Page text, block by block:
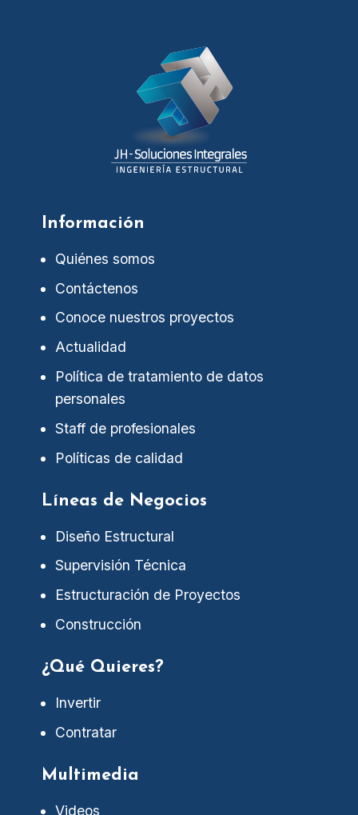
Información
Quiénes somos
Contáctenos
Conoce nuestros proyectos
Actualidad
Política de tratamiento de datos
personales
Staff de profesionales
Políticas de calidad
Líneas de Negocios
Diseño Estructural
Supervisión Técnica
Estructuración de Proyectos
Construcción
¿Qué Quieres?
Invertir
Contratar
Multimedia
Videos